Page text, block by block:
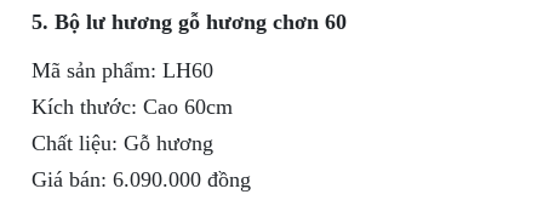
5. Bộ lư hương gỗ hương chơn 60
Mã sản phẩm: LH60
Kích thước: Cao 60cm
Chất liệu: Gỗ hương
Giá bán: 6.090.000 đồng